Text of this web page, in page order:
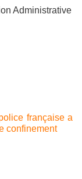
Administrative
française a
confinement